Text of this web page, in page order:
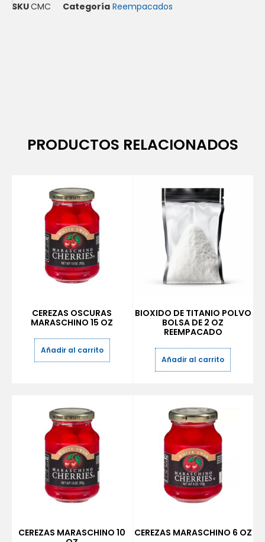
SKUCMC Categoría Reempacados
PRODUCTOS RELACIONADOS
CEREZAS OSCURAS
MARASCHINO 15 OZ
Añadir al carrito
BIOXIDO DE TITANIO POLVO
BOLSA DE 2 OZ
REEMPACADO
Añadir al carrito
CEREZAS MARASCHINO 10
CEREZAS MARASCHINO 6 OZ